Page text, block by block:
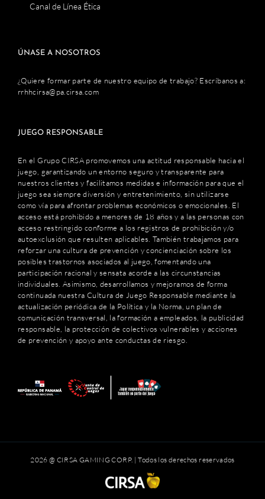
Canal de Línea Ética
ÚNASE A NOSOTROS
¿Quiere formar parte de nuestro equipo de trabajo? Escríbanos a:
rrhhcirsa@pa.cirsa.com
JUEGO RESPONSABLE
En el Grupo CIRSA promovemos una actitud responsable hacia el
juego, garantizando un entorno seguro y transparente para
nuestros clientes y facilitamos medidas e información para que el
juego sea siempre diversión y entretenimiento, sin utilizarse
como vía para afrontar problemas económicos o emocionales. El
acceso está prohibido a menores de 18 años y a las personas con
acceso restringido conforme a los registros de prohibición y/o
autoexclusión que resulten aplicables. También trabajamos para
reforzar una cultura de prevención y concienciación sobre los
posibles trastornos asociados al juego, fomentando una
participación racional y sensata acorde a las circunstancias
individuales. Asimismo, desarrollamos y mejoramos de forma
continuada nuestra Cultura de Juego Responsable mediante la
actualización periódica de la Política y la Norma, un plan de
comunicación transversal, la formación a empleados, la publicidad
responsable, la protección de colectivos vulnerables y acciones
de prevención y apoyo ante conductas de riesgo.
2026 @ CIRSA GAMING CORP. | Todos los derechos reservados